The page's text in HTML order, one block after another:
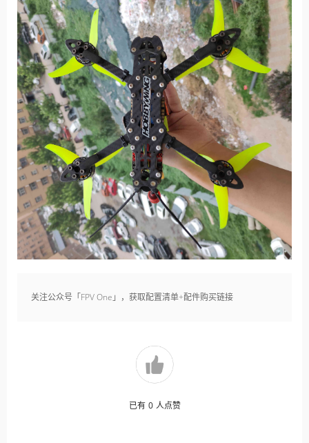
关注公众号「FPV One」，获取配置清单+配件购买链接
已有 0 人点赞